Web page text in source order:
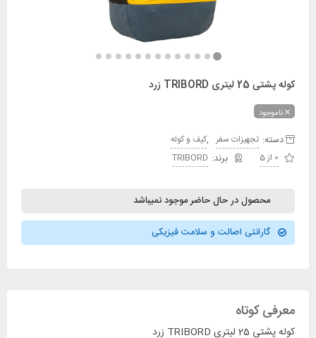
کوله پشتی 25 لیتری TRIBORD زرد
ناموجود
دسته: تجهیزات سفر , کیف و کوله
0 از 5
TRIBORD
محصول در حال حاضر موجود نمیباشد
گارانتی اصالت و سلامت فیزیکی
معرفی کوتاه
کوله پشتی 25 لیتری TRIBORD زرد